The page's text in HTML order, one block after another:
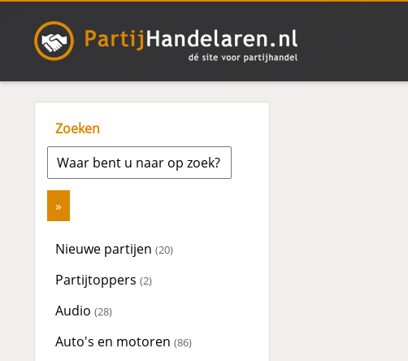
Zoeken
Nieuwe partijen (20)
Partijtoppers (2)
Audio (28)
Auto's en motoren (86)